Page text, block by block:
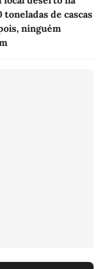
toneladas de cascas
ninguém